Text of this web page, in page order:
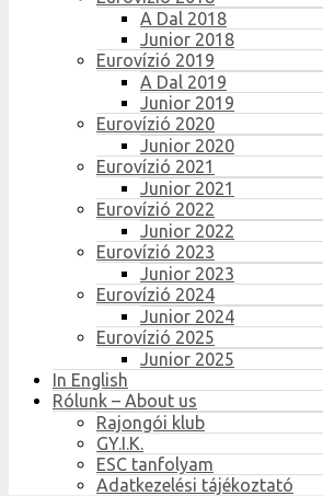
A Dal 2018
Junior 2018
Eurovízió 2019
A Dal 2019
Junior 2019
Eurovízió 2020
Junior 2020
Eurovízió 2021
Junior 2021
Eurovízió 2022
Junior 2022
Eurovízió 2023
Junior 2023
Eurovízió 2024
Junior 2024
Eurovízió 2025
Junior 2025
In English
Rólunk – About us
Rajongói klub
GY.I.K.
ESC tanfolyam
Adatkezelési tájékoztató